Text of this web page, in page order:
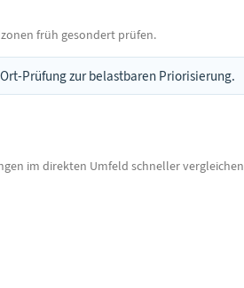
früh gesondert prüfen.
Prüfung zur belastbaren Priorisierung.
im direkten Umfeld schneller vergleichen